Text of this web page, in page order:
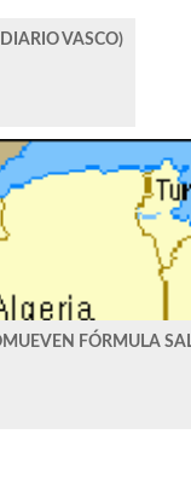
VASCO)
FÓRMULA